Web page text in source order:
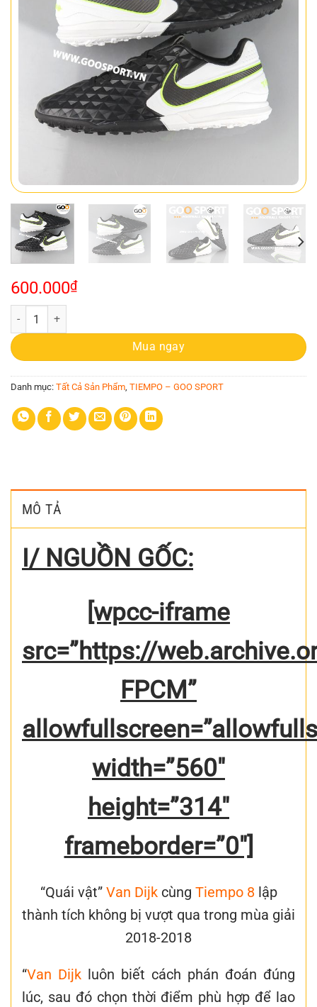
600.000₫
Nike Tiempo 8 TF trắng đen số lượng
Mua ngay
Danh mục: Tất Cả Sản Phẩm, TIEMPO – GOO SPORT
MÔ TẢ
I/ NGUỒN GỐC:
[wpcc-iframe
src=”https://
FPCM”
width=”560″
height=”314″
frameborder=”0″]
“Quái vật” Van Dijk cùng Tiempo 8 lập
thành tích không bị vượt qua trong mùa giải
2018-2018
“Van Dijk luôn biết cách phán đoán đúng
lúc, sau đó chọn thời điểm phù hợp để lao